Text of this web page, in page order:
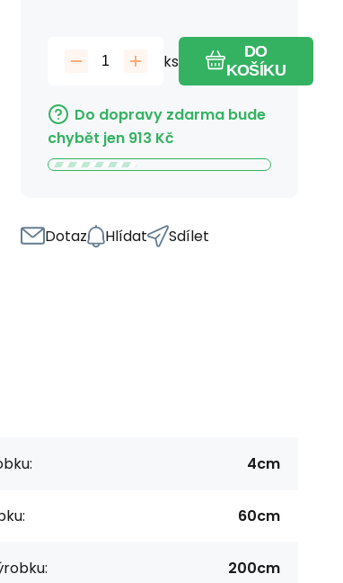
ks
DO
KOŠÍKU
Do dopravy zdarma bude
chybět jen 913 Kč
Dotaz Hlídat Sdílet
4cm
60cm
200cm